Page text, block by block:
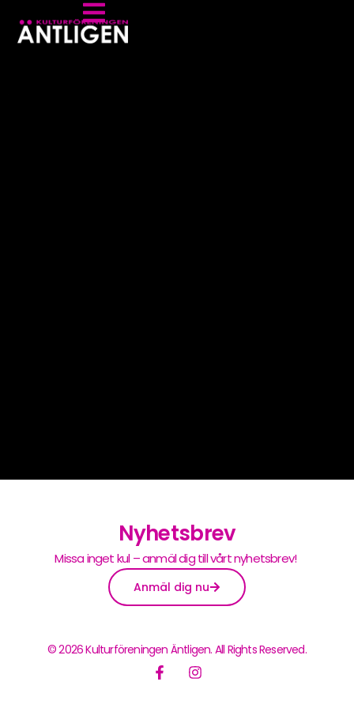
Nyhetsbrev
Missa inget kul – anmäl dig till vårt nyhetsbrev!
Anmäl dig nu
© 2026 Kulturföreningen Äntligen. All Rights Reserved.